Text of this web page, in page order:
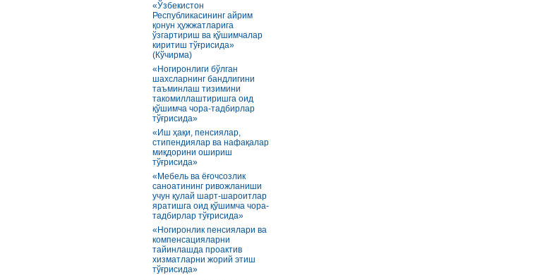
«Ўзбекистон
Республикасининг айрим
қонун ҳужжатларига
ўзгартириш ва қўшимчалар
киритиш тўғрисида»
(Кўчирма)
«Ногиронлиги бўлган
шахсларнинг бандлигини
таъминлаш тизимини
такомиллаштиришга оид
қўшимча чора-тадбирлар
тўғрисида»
«Иш ҳақи, пенсиялар,
стипендиялар ва нафақалар
миқдорини ошириш
тўғрисида»
«Мебель ва ёғочсозлик
саноатининг ривожланиши
учун қулай шарт-шароитлар
яратишга оид қўшимча чора-
тадбирлар тўғрисида»
«Ногиронлик пенсиялари ва
компенсацияларни
тайинлашда проактив
хизматларни жорий этиш
тўғрисида»